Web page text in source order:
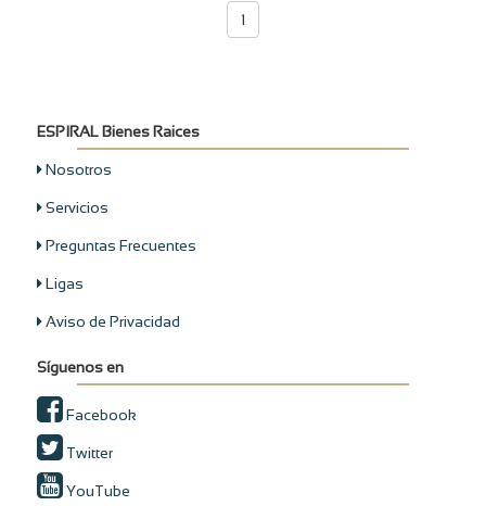
1
ESPIRAL Bienes Raices
Nosotros
Servicios
Preguntas Frecuentes
Ligas
Aviso de Privacidad
Síguenos en
Facebook
Twitter
YouTube